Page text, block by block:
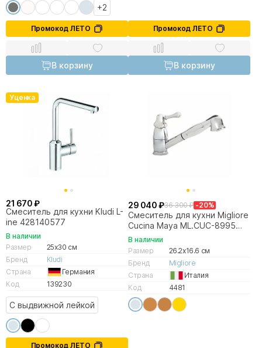
+2
Промокод ЛЕТО
В корзину
Промокод ЛЕТО
В корзину
Уценка
21 670 ₽
Смеситель для кухни Kludi L-
ine 428140577
В наличии
Размер
25x30 см
Бренд
Kludi
Страна
Германия
Код
139230
С выдвижной лейкой
Промокод ЛЕТО
29 040 ₽36 300 ₽ -20%
Смеситель для кухни Migliore
Cucina Maya ML.CUC-8995
хром
В наличии
Размер
26.2x16.6 см
Бренд
Migliore
Страна
Италия
Код
4481